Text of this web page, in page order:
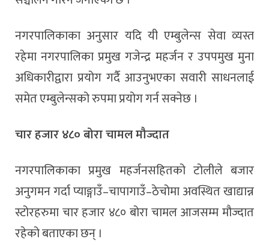
नगरपालिकाका अनुसार यदि यी एम्बुलेन्स सेवा व्यस्त
रहेमा नगरपालिका प्रमुख गजेन्द्र महर्जन र उपपमुख मुना
अधिकारीद्वारा प्रयोग गर्दै आउनुभएका सवारी साधनलाई
समेत एम्बुलेन्सको रुपमा प्रयोग गर्न सक्नेछ ।
चार हजार ४८० बोरा चामल मौज्दात
नगरपालिकाका प्रमुख महर्जनसहितको टोलीले बजार
अनुगमन गर्दा प्याङ्गाउँ–चापागाउँ–ठेचोमा अवस्थित खाद्यान्न
स्टोरहरुमा चार हजार ४८० बोरा चामल आजसम्म मौज्दात
रहेको बताएका छन् ।